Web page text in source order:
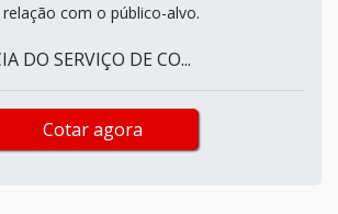
com o público-alvo.
DO SERVIÇO DE CO...
Cotar agora